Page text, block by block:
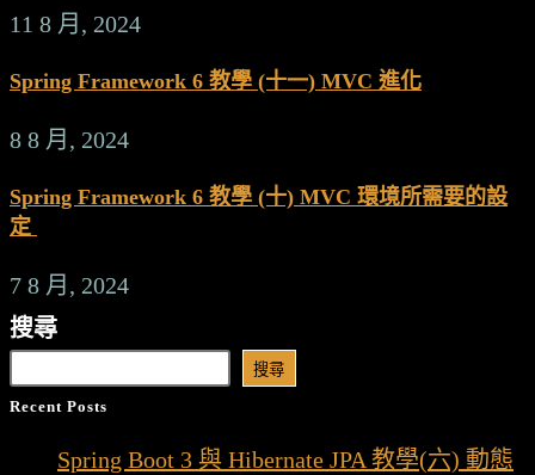
11 8 月, 2024
Spring Framework 6 教學 (十一) MVC 進化
8 8 月, 2024
Spring Framework 6 教學 (十) MVC 環境所需要的設
定
7 8 月, 2024
搜尋
搜尋
Recent Posts
Spring Boot 3 與 Hibernate JPA 教學(六) 動態